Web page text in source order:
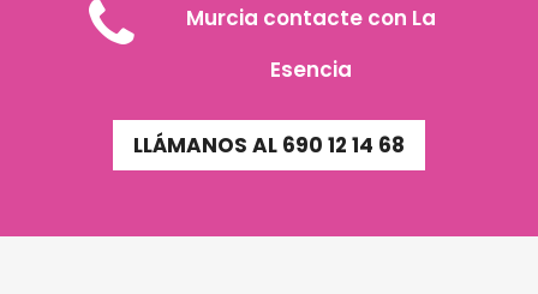
Murcia contacte con La
Esencia
LLÁMANOS AL 690 12 14 68